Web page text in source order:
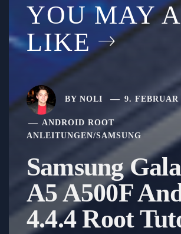
YOU MAY
LIKE
BY NOLI 9. FEBRUAR
ANDROID ROOT
ANLEITUNGEN/SAMSUNG
Samsung
A5 A500F
4.4.4 Root